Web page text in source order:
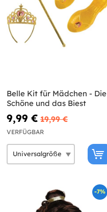
Belle Kit für Mädchen - Die
Schöne und das Biest
9,99 € 19,99 €
VERFÜGBAR
-7%